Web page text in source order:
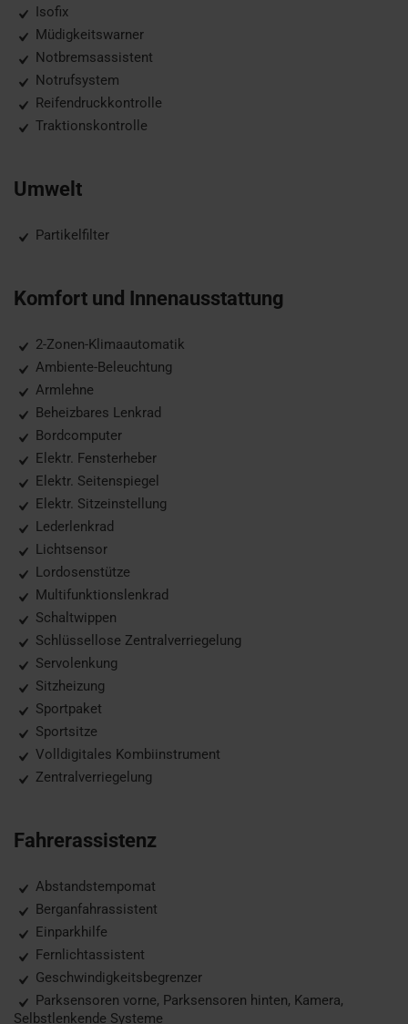
Isofix
Müdigkeitswarner
Notbremsassistent
Notrufsystem
Reifendruckkontrolle
Traktionskontrolle
Umwelt
Partikelfilter
Komfort und Innenausstattung
2-Zonen-Klimaautomatik
Ambiente-Beleuchtung
Armlehne
Beheizbares Lenkrad
Bordcomputer
Elektr. Fensterheber
Elektr. Seitenspiegel
Elektr. Sitzeinstellung
Lederlenkrad
Lichtsensor
Lordosenstütze
Multifunktionslenkrad
Schaltwippen
Schlüssellose Zentralverriegelung
Servolenkung
Sitzheizung
Sportpaket
Sportsitze
Volldigitales Kombiinstrument
Zentralverriegelung
Fahrerassistenz
Abstandstempomat
Berganfahrassistent
Einparkhilfe
Fernlichtassistent
Geschwindigkeitsbegrenzer
Parksensoren vorne, Parksensoren hinten, Kamera,
Selbstlenkende Systeme